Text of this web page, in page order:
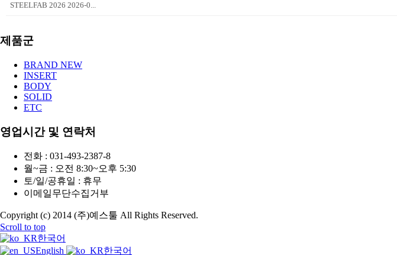
STEELFAB 2026 2026-0...
제품군
BRAND NEW
INSERT
BODY
SOLID
ETC
영업시간 및 연락처
전화 : 031-493-2387-8
월~금 : 오전 8:30~오후 5:30
토/일/공휴일 : 휴무
이메일무단수집거부
Copyright (c) 2014 (주)예스툴 All Rights Reserved.
Scroll to top
한국어
English
한국어